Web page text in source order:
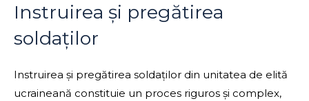
Instruirea și pregătirea
soldaților
Instruirea și pregătirea soldaților din unitatea de elită
ucraineană constituie un proces riguros și complex,